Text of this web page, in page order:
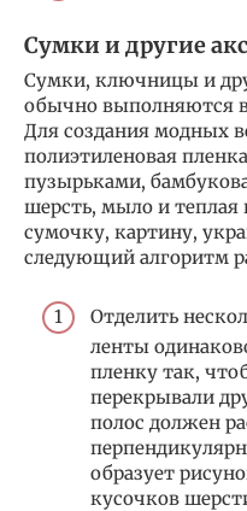
Сумки и другие
Сумки, ключницы и
обычно выполняются
Для создания модных
полиэтиленовая
пузырьками,
шерсть, мыло и теплая
сумочку, картину,
следующий алгоритм
Отделить
ленты
пленку так,
перекрывали
полос должен
образует
кусочков